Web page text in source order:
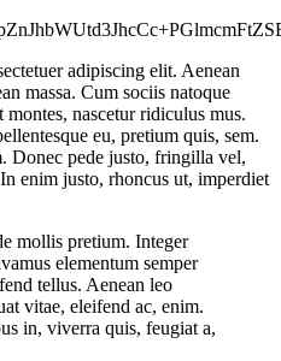
adipiscing elit. Aenean
massa. Cum sociis natoque
nascetur ridiculus mus.
eu, pretium quis, sem.
Donec pede justo, fringilla vel,
enim justo, rhoncus ut, imperdiet
mollis pretium. Integer
elementum semper
tellus. Aenean leo
vitae, eleifend ac, enim.
in, viverra quis, feugiat a,